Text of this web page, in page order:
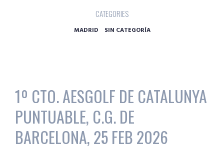
CATEGORIES
MADRID SIN CATEGORÍA
1º CTO. AESGOLF DE CATALUNYA
PUNTUABLE, C.G. DE
BARCELONA, 25 FEB 2026